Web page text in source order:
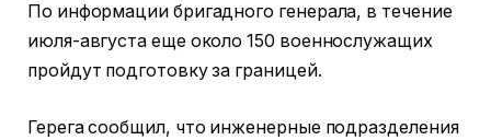
По информации бригадного генерала, в течение
июля-августа еще около 150 военнослужащих
пройдут подготовку за границей.
Герега сообщил, что инженерные подразделения